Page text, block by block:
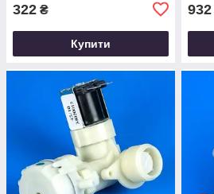
322 ₴
Купити
932